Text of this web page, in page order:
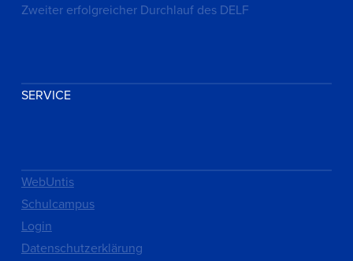
Zweiter erfolgreicher Durchlauf des DELF
SERVICE
WebUntis
Schulcampus
Login
Datenschutzerklärung